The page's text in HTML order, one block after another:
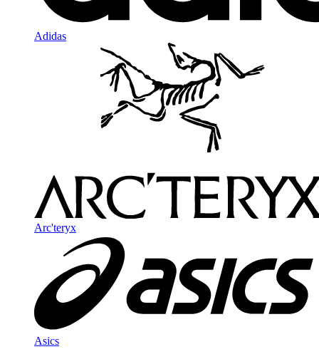
Adidas
Arc'teryx
Asics